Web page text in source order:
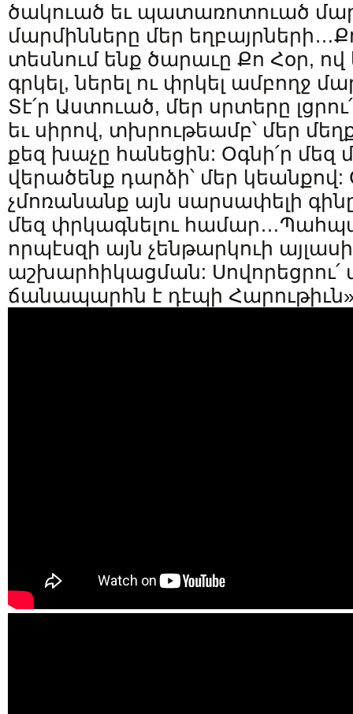
ծակուած եւ պատառոտուած
մարմինները մեր
տեսնում ենք ծարաւը Քո Հօր,
գրկել, ներել ու փրկել ամբողջ
Տէ՛ր Աստուած, մեր սրտերը
եւ սիրով, տխրութեամբ՝ մեր
քեզ խաչը հանեցին: Օգնի՛ր մեզ
վերածենք դարձի՝ մեր կեանքով:
չմոռանանք այն սարսափելի
մեզ փրկագնելու
որպէսզի այն չենթարկուի
աշխարհիկացման: Սովորեցրու՛
ճանապարհն է դէպի